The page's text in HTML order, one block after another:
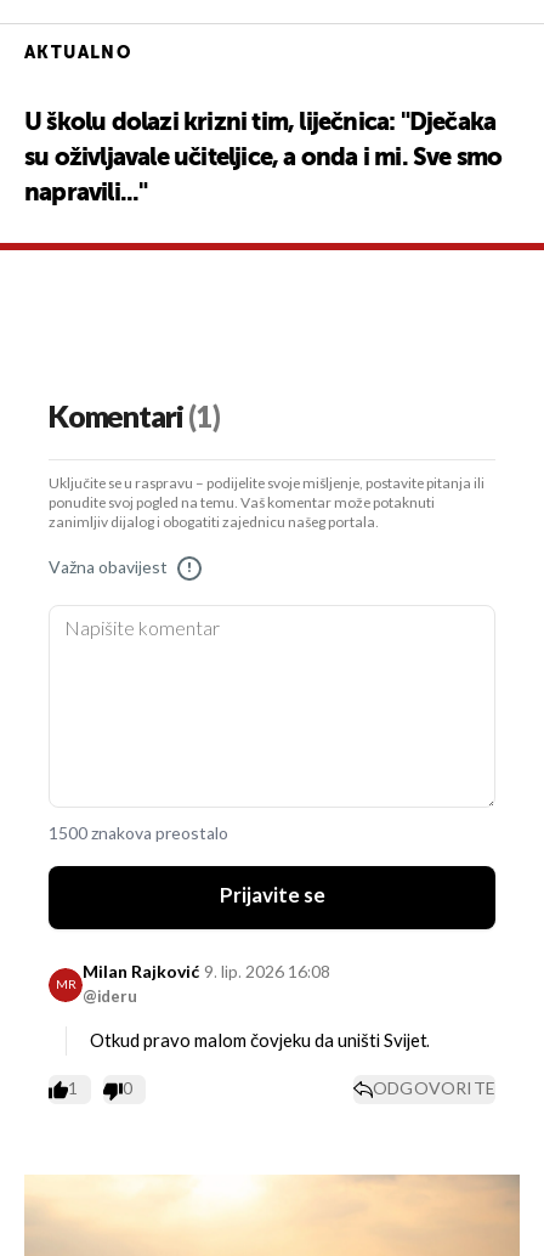
AKTUALNO
U školu dolazi krizni tim, liječnica: "Dječaka
su oživljavale učiteljice, a onda i mi. Sve smo
napravili..."
Komentari(1)
Uključite se u raspravu – podijelite svoje mišljenje, postavite pitanja ili
ponudite svoj pogled na temu. Vaš komentar može potaknuti
zanimljiv dijalog i obogatiti zajednicu našeg portala.
Važna obavijest !
1500 znakova preostalo
Prijavite se
MR
Milan Rajković
@ideru
9. lip. 2026 16:08
Otkud pravo malom čovjeku da uništi Svijet.
1 0 ODGOVORITE